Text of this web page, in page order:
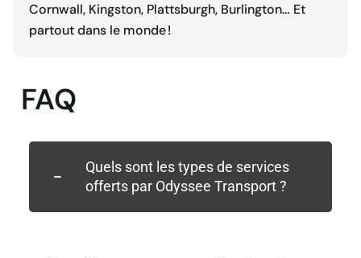
Cornwall, Kingston, Plattsburgh, Burlington… Et
partout dans le monde !
FAQ
Quels sont les types de services
offerts par Odyssee Transport ?